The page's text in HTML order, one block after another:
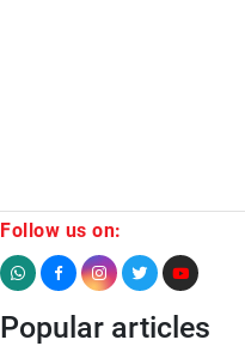
Follow us on:
Popular articles